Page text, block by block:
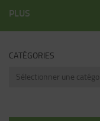
PLUS
CATÉGORIES
Catégories